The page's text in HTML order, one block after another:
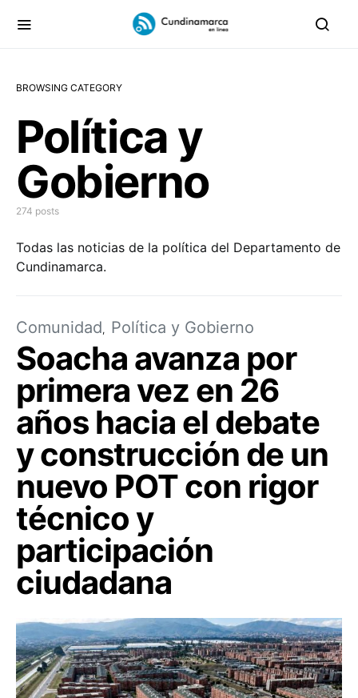
BROWSING CATEGORY
Política y
Gobierno
274 posts
Todas las noticias de la política del Departamento de
Cundinamarca.
Comunidad Política y Gobierno
Soacha avanza por
primera vez en 26
años hacia el debate
y construcción de un
nuevo POT con rigor
técnico y
participación
ciudadana